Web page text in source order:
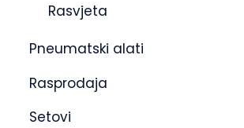
Rasvjeta
Pneumatski alati
Rasprodaja
Setovi